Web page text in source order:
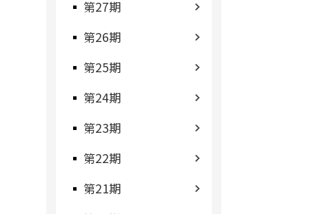
第27期
第26期
第25期
第24期
第23期
第22期
第21期